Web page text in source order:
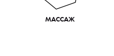
МАССАЖ